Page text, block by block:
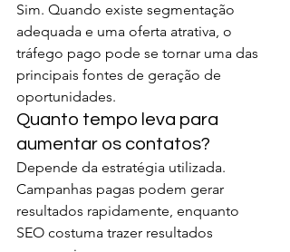
Sim. Quando existe segmentação
adequada e uma oferta atrativa, o
tráfego pago pode se tornar uma das
principais fontes de geração de
oportunidades.
Quanto tempo leva para
aumentar os contatos?
Depende da estratégia utilizada.
Campanhas pagas podem gerar
resultados rapidamente, enquanto
SEO costuma trazer resultados